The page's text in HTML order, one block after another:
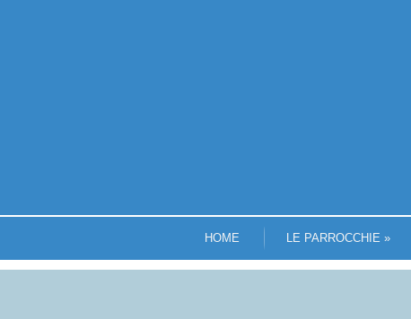
HOME LE PARROCCHIE »